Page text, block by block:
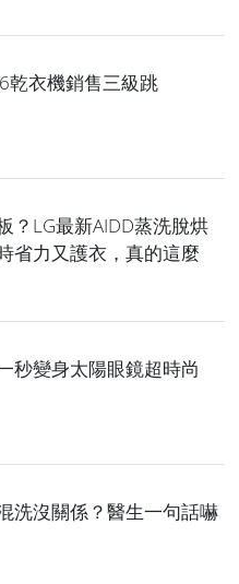
乾衣機銷售三級跳
？LG最新AIDD蒸洗脫烘
省力又護衣，真的這麼
秒變身太陽眼鏡超時尚
洗沒關係？醫生一句話嚇